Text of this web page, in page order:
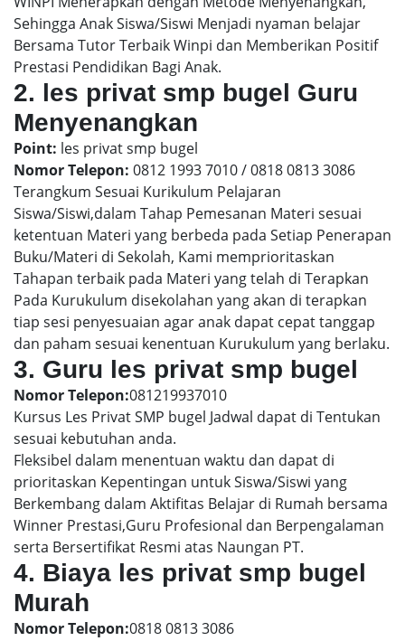
Sehingga Anak Siswa/Siswi Menjadi nyaman belajar
Bersama Tutor Terbaik Winpi dan Memberikan Positif
Prestasi Pendidikan Bagi Anak.
2. les privat smp bugel Guru
Menyenangkan
Point: les privat smp bugel
Nomor Telepon: 0812 1993 7010 / 0818 0813 3086
Terangkum Sesuai Kurikulum Pelajaran
Siswa/Siswi,dalam Tahap Pemesanan Materi sesuai
ketentuan Materi yang berbeda pada Setiap Penerapan
Buku/Materi di Sekolah, Kami memprioritaskan
Tahapan terbaik pada Materi yang telah di Terapkan
Pada Kurukulum disekolahan yang akan di terapkan
tiap sesi penyesuaian agar anak dapat cepat tanggap
dan paham sesuai kenentuan Kurukulum yang berlaku.
3. Guru les privat smp bugel
Nomor Telepon:081219937010
Kursus Les Privat SMP bugel Jadwal dapat di Tentukan
sesuai kebutuhan anda.
Fleksibel dalam menentuan waktu dan dapat di
prioritaskan Kepentingan untuk Siswa/Siswi yang
Berkembang dalam Aktifitas Belajar di Rumah bersama
Winner Prestasi,Guru Profesional dan Berpengalaman
serta Bersertifikat Resmi atas Naungan PT.
4. Biaya les privat smp bugel
Murah
Nomor Telepon:0818 0813 3086